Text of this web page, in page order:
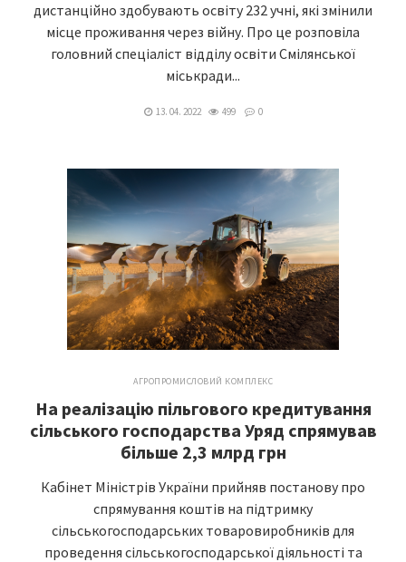
дистанційно здобувають освіту 232 учні, які змінили
місце проживання через війну. Про це розповіла
головний спеціаліст відділу освіти Смілянської
міськради...
13. 04. 2022 499 0
АГРОПРОМИСЛОВИЙ КОМПЛЕКС
На реалізацію пільгового кредитування
сільського господарства Уряд спрямував
більше 2,3 млрд грн
Кабінет Міністрів України прийняв постанову про
спрямування коштів на підтримку
сільськогосподарських товаровиробників для
проведення сільськогосподарської діяльності та